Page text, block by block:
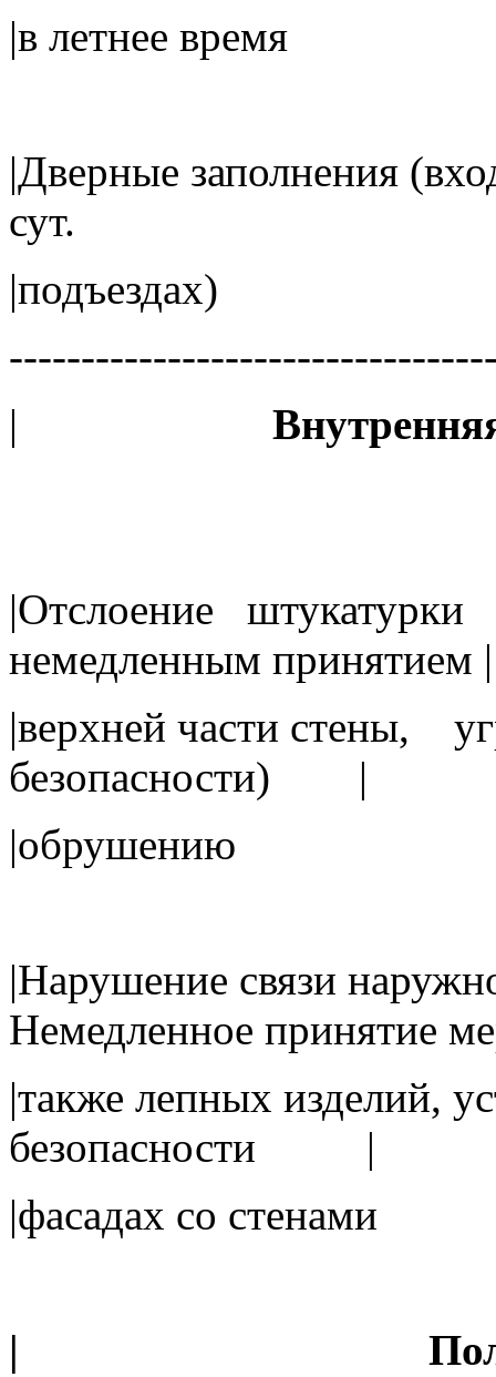
|в летнее
|Дверные
сут.
|
|Отслоение штукатурки
немедленным принятием |
|верхней части стены,
безопасности) |
|Нарушение связи
Немедленное принятие
|также лепных
безопасности |
|фасадах
|